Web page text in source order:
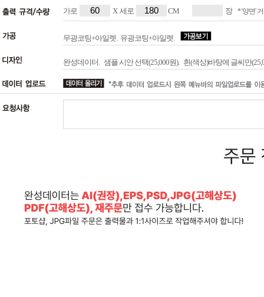
가로 X 세로 CM 장 * '양면'
무광코팅+아일렛. 유광코팅+아일렛.
완성데이터. 샘플 시안 선택(25,000원). 흰(색상)바탕에 글씨만